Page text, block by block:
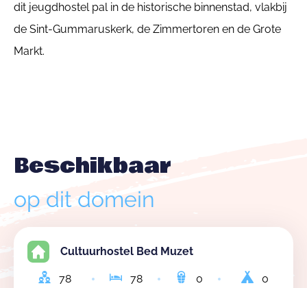
dit jeugdhostel pal in de historische binnenstad, vlakbij
de Sint-Gummaruskerk, de Zimmertoren en de Grote
Markt.
Beschikbaar
op dit domein
Cultuurhostel Bed Muzet
78 78 0
0